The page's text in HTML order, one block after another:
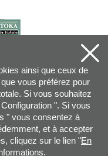
ainsi que ceux de
vous préférez pour
Si vous souhaitez
". Si vous
" vous consentez à
et à accepter
cliquez sur le lien "En